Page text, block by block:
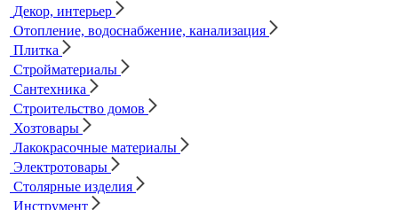
Декор, интерьер
Отопление, водоснабжение, канализация
Плитка
Стройматериалы
Сантехника
Строительство домов
Хозтовары
Лакокрасочные материалы
Электротовары
Столярные изделия
Инструмент